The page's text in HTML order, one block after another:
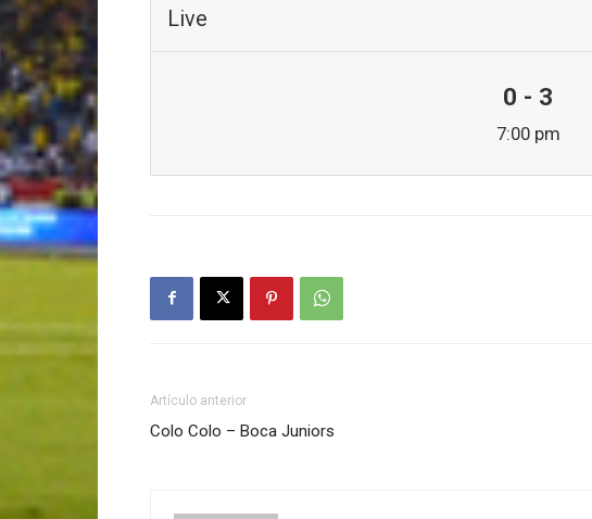
Live
0 - 3
7:00 pm
Artículo anterior
Colo Colo – Boca Juniors